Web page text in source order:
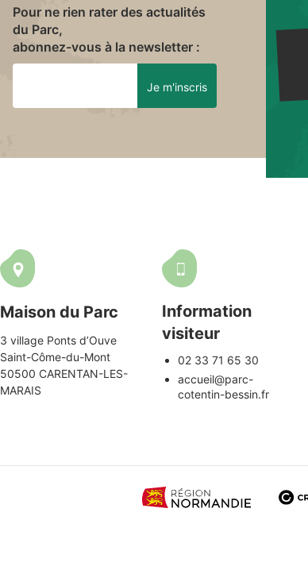
Pour ne rien rater des actualités
du Parc,
abonnez-vous à la newsletter :
Maison du Parc
3 village Ponts d’Ouve
Saint-Côme-du-Mont
50500 CARENTAN-LES-
MARAIS
Information
visiteur
02 33 71 65 30
accueil@parc-
cotentin-bessin.fr